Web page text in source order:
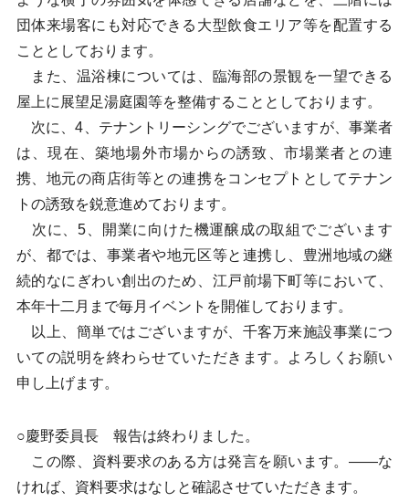
団体来場客にも対応できる大型飲食エリア等を配置する
こととしております。
また、温浴棟については、臨海部の景観を一望できる
屋上に展望足湯庭園等を整備することとしております。
次に、4、テナントリーシングでございますが、事業者
は、現在、築地場外市場からの誘致、市場業者との連
携、地元の商店街等との連携をコンセプトとしてテナン
トの誘致を鋭意進めております。
次に、5、開業に向けた機運醸成の取組でございます
が、都では、事業者や地元区等と連携し、豊洲地域の継
続的なにぎわい創出のため、江戸前場下町等において、
本年十二月まで毎月イベントを開催しております。
以上、簡単ではございますが、千客万来施設事業につ
いての説明を終わらせていただきます。よろしくお願い
申し上げます。
○慶野委員長 報告は終わりました。
この際、資料要求のある方は発言を願います。——な
ければ、資料要求はなしと確認させていただきます。